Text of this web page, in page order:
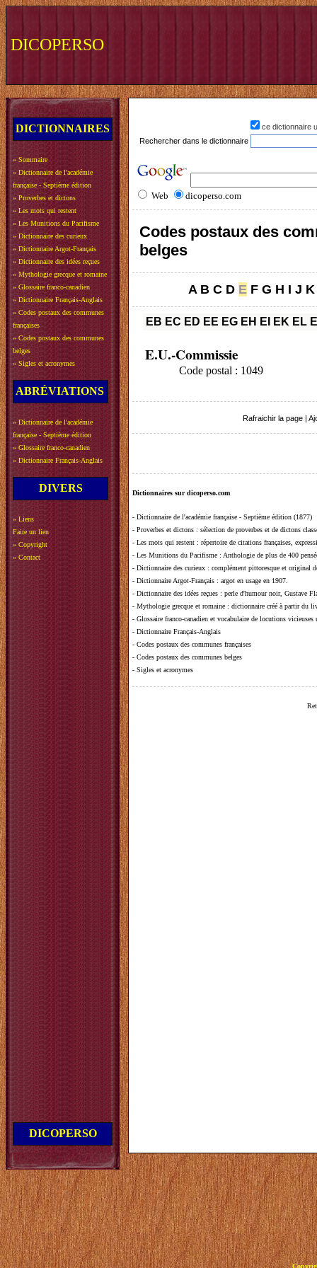
DICOPERSO
DICTIONNAIRES
» Sommaire
» Dictionnaire de l'académie
française - Septième édition
» Proverbes et dictons
» Les mots qui restent
» Les Munitions du Pacifisme
» Dictionnaire des curieux
» Dictionnaire Argot-Français
» Dictionnaire des idées reçues
» Mythologie grecque et romaine
» Glossaire franco-canadien
» Dictionnaire Français-Anglais
» Codes postaux des communes
françaises
» Codes postaux des communes
belges
» Sigles et acronymes
ABRÉVIATIONS
» Dictionnaire de l'académie
française - Septième édition
» Glossaire franco-canadien
» Dictionnaire Français-Anglais
DIVERS
» Liens
Faire un lien
» Copyright
» Contact
DICOPERSO
ce dictionnaire
Rechercher dans le dictionnaire
Web dicoperso.com
Codes postaux des
belges
A B C D E F G H I J K
EB EC ED EE EG EH EI EK EL
E.U.-Commissie
Code postal : 1049
Rafraichir la page
Dictionnaires sur dicoperso.com
- Dictionnaire de l'académie française - Septième édition (1877)
- Proverbes et dictons : sélection de proverbes et de dictons
- Les mots qui restent : répertoire de citations françaises,
- Les Munitions du Pacifisme : Anthologie de plus de 400
- Dictionnaire des curieux : complément pittoresque et original
- Dictionnaire Argot-Français : argot en usage en 1907.
- Dictionnaire des idées reçues : perle d'humour noir, Gustave
- Mythologie grecque et romaine : dictionnaire créé à partir du
- Glossaire franco-canadien et vocabulaire de locutions vicieuses
- Dictionnaire Français-Anglais
- Codes postaux des communes françaises
- Codes postaux des communes belges
- Sigles et acronymes